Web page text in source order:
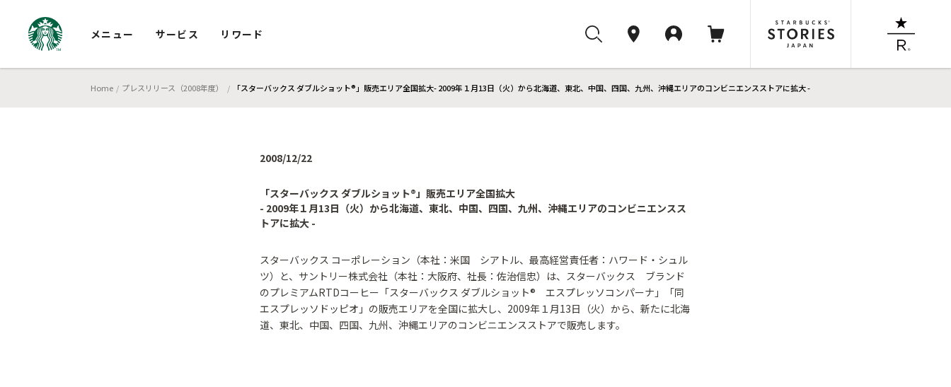
メニュー サービス リワード
Home プレスリリース（2008年度） 「スターバックス ダブルショット®」販売エリア全国拡大- 2009年１月13日（火）から北海道、東北、中国、四国、九州、沖縄エリアのコンビニエンスストアに拡大 -
2008/12/22
「スターバックス ダブルショット®」販売エリア全国拡大
- 2009年１月13日（火）から北海道、東北、中国、四国、九州、沖縄エリアのコンビニエンスス
トアに拡大 -
スターバックス コーポレーション（本社：米国 シアトル、最高経営責任者：ハワード・シュル
ツ）と、サントリー株式会社（本社：大阪府、社長：佐治信忠）は、スターバックス ブランド
のプレミアムRTDコーヒー「スターバックス ダブルショット® エスプレッソコンパーナ」「同
エスプレッソドッピオ」の販売エリアを全国に拡大し、2009年１月13日（火）から、新たに北海
道、東北、中国、四国、九州、沖縄エリアのコンビニエンスストアで販売します。